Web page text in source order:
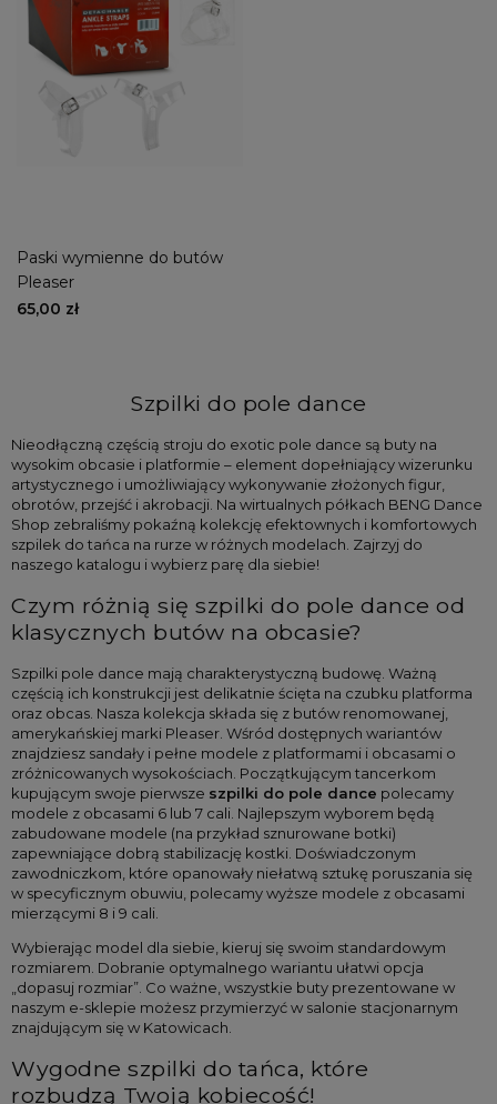
Paski wymienne do butów
Pleaser
65,00 zł
Szpilki do pole dance
Nieodłączną częścią stroju do exotic pole dance są buty na
wysokim obcasie i platformie – element dopełniający wizerunku
artystycznego i umożliwiający wykonywanie złożonych figur,
obrotów, przejść i akrobacji. Na wirtualnych półkach BENG Dance
Shop zebraliśmy pokaźną kolekcję efektownych i komfortowych
szpilek do tańca na rurze w różnych modelach. Zajrzyj do
naszego katalogu i wybierz parę dla siebie!
Czym różnią się szpilki do pole dance od
klasycznych butów na obcasie?
Szpilki pole dance mają charakterystyczną budowę. Ważną
częścią ich konstrukcji jest delikatnie ścięta na czubku platforma
oraz obcas. Nasza kolekcja składa się z butów renomowanej,
amerykańskiej marki Pleaser. Wśród dostępnych wariantów
znajdziesz sandały i pełne modele z platformami i obcasami o
zróżnicowanych wysokościach. Początkującym tancerkom
kupującym swoje pierwsze szpilki do pole dance polecamy
modele z obcasami 6 lub 7 cali. Najlepszym wyborem będą
zabudowane modele (na przykład sznurowane botki)
zapewniające dobrą stabilizację kostki. Doświadczonym
zawodniczkom, które opanowały niełatwą sztukę poruszania się
w specyficznym obuwiu, polecamy wyższe modele z obcasami
mierzącymi 8 i 9 cali.
Wybierając model dla siebie, kieruj się swoim standardowym
rozmiarem. Dobranie optymalnego wariantu ułatwi opcja
„dopasuj rozmiar”. Co ważne, wszystkie buty prezentowane w
naszym e-sklepie możesz przymierzyć w salonie stacjonarnym
znajdującym się w Katowicach.
Wygodne szpilki do tańca, które
rozbudzą Twoją kobiecość!